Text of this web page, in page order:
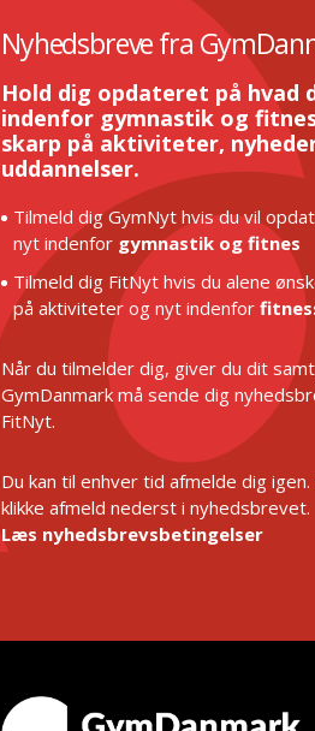
Nyhedsbreve fra
Hold dig opdateret på hvad
indenfor gymnastik og
skarp på aktiviteter,
uddannelser.
Tilmeld dig GymNyt hvis du vil
nyt indenfor gymnastik og fitnes
Tilmeld dig FitNyt hvis du alene
på aktiviteter og nyt indenfor
Når du tilmelder dig, giver du dit
GymDanmark må sende dig
FitNyt.
Du kan til enhver tid afmelde dig
klikke afmeld nederst i nyhedsbrevet.
Læs nyhedsbrevsbetingelser